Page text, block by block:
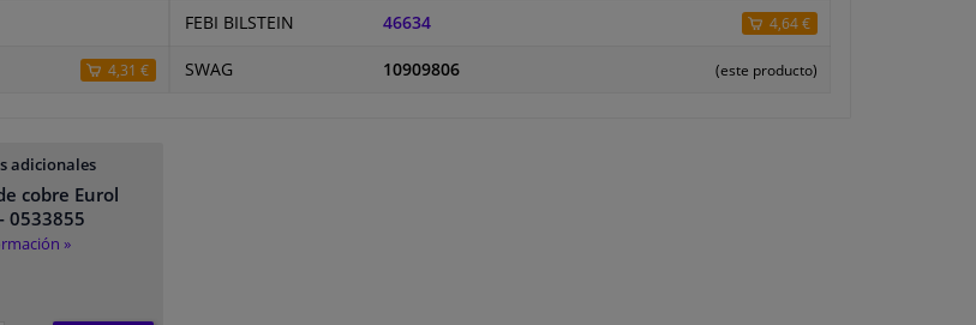
4,31 €
FEBI BILSTEIN 46634 4,64 €
SWAG 10909806 (este producto)
adicionales
cobre Eurol
0533855
»